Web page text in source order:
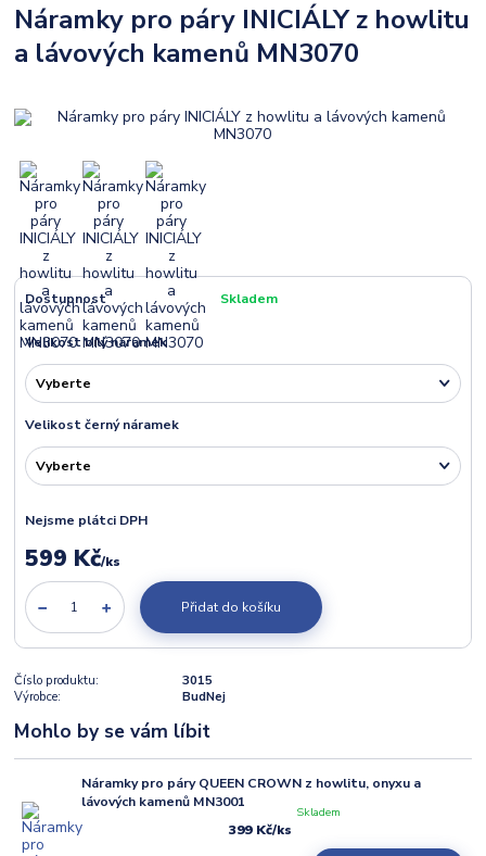
Náramky pro páry INICIÁLY z howlitu
a lávových kamenů MN3070
Dostupnost Skladem
Velikost bílý náramek
Velikost černý náramek
Nejsme plátci DPH
599 Kč/ks
Přidat do košíku
Číslo produktu:
3015
Výrobce:
BudNej
Mohlo by se vám líbit
Náramky pro páry QUEEN CROWN z howlitu, onyxu a
lávových kamenů MN3001
399 Kč/ks
Skladem